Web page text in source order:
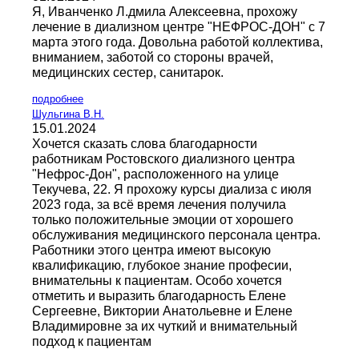
Я, Иванченко Л.дмила Алексеевна, прохожу
лечение в диализном центре "НЕФРОС-ДОН" с 7
марта этого года. Довольна работой коллектива,
вниманием, заботой со стороны врачей,
медицинских сестер, санитарок.
подробнее
Шульгина В.Н.
15.01.2024
Хочется сказать слова благодарности
работникам Ростовского диализного центра
"Нефрос-Дон", расположенного на улице
Текучева, 22. Я прохожу курсы диализа с июля
2023 года, за всё время лечения получила
только положительные эмоции от хорошего
обслуживания медицинского персонала центра.
Работники этого центра имеют высокую
квалификацию, глубокое знание професии,
внимательны к пациентам. Особо хочется
отметить и выразить благодарность Елене
Сергеевне, Виктории Анатольевне и Елене
Владимировне за их чуткий и внимательный
подход к пациентам